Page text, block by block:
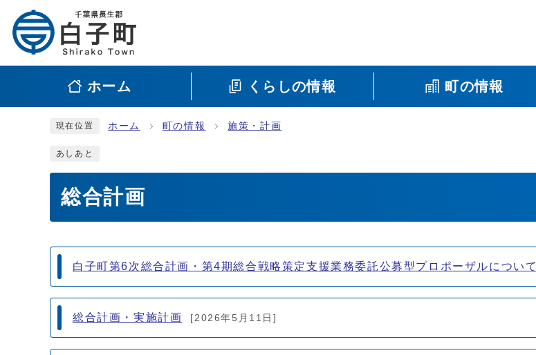
ホーム くらしの情報 町の情報
現在位置 ホーム 町の情報 施策・計画
あしあと
総合計画
メインメニュー
白子町第6次総合計画・第4期総合戦略策定支援業務委託公募型プロポーザルについて
総合計画・実施計画 [2026年5月11日]